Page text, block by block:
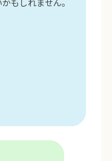
もしれません。